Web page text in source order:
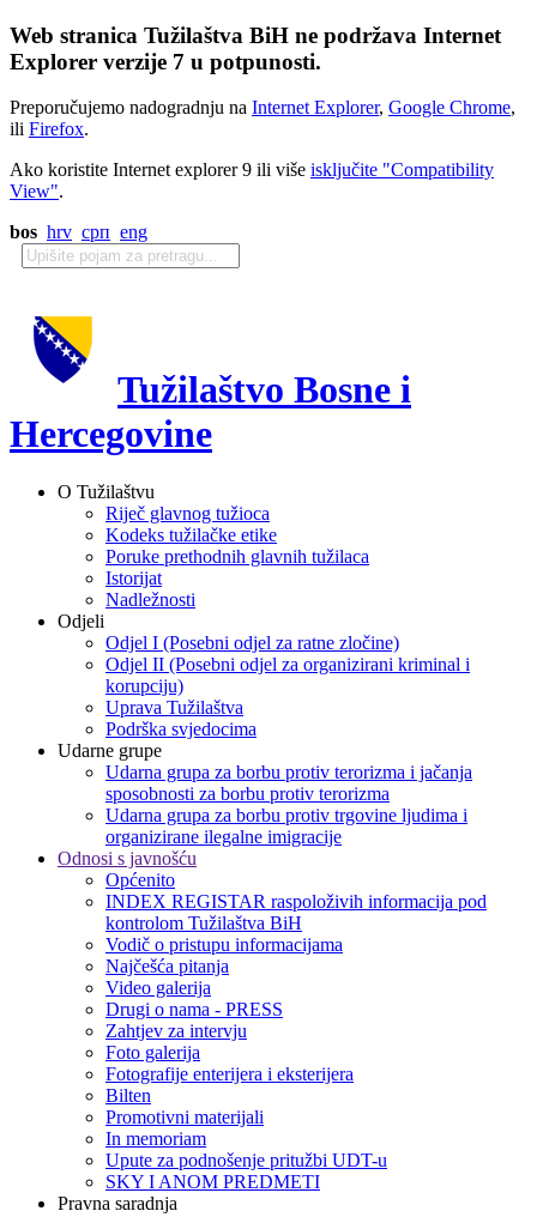
Web stranica Tužilaštva BiH ne podržava Internet
Explorer verzije 7 u potpunosti.
Preporučujemo nadogradnju na Internet Explorer, Google Chrome,
ili Firefox.
Ako koristite Internet explorer 9 ili više isključite "Compatibility
View".
bos hrv срп eng
Tužilaštvo Bosne i
Hercegovine
O Tužilaštvu
Riječ glavnog tužioca
Kodeks tužilačke etike
Poruke prethodnih glavnih tužilaca
Istorijat
Nadležnosti
Odjeli
Odjel I (Posebni odjel za ratne zločine)
Odjel II (Posebni odjel za organizirani kriminal i
korupciju)
Uprava Tužilaštva
Podrška svjedocima
Udarne grupe
Udarna grupa za borbu protiv terorizma i jačanja
sposobnosti za borbu protiv terorizma
Udarna grupa za borbu protiv trgovine ljudima i
organizirane ilegalne imigracije
Odnosi s javnošću
Općenito
INDEX REGISTAR raspoloživih informacija pod
kontrolom Tužilaštva BiH
Vodič o pristupu informacijama
Najčešća pitanja
Video galerija
Drugi o nama - PRESS
Zahtjev za intervju
Foto galerija
Fotografije enterijera i eksterijera
Bilten
Promotivni materijali
In memoriam
Upute za podnošenje pritužbi UDT-u
SKY I ANOM PREDMETI
Pravna saradnja